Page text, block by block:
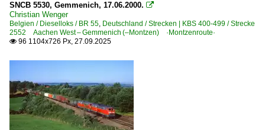
1 266 BR 266 ·JT42CWR(M/-T1)· Class 66
E-Loks | Drehstrom | 91 80
6 186 BR 186 ·Traxx MS2e· Werbeloks
6 193 BR 193 ·Vectron AC/MS·
SNCB 5530, Gemmenich, 17.06.2000. 
Christian Wenger
Belgien / Dieselloks / BR 55, Deutschland / Strecken | KBS 400-499 / Strecke
2552 Aachen West – Gemmenich (–Montzen) ·Montzenroute·
 96 1104x726 Px, 27.09.2025